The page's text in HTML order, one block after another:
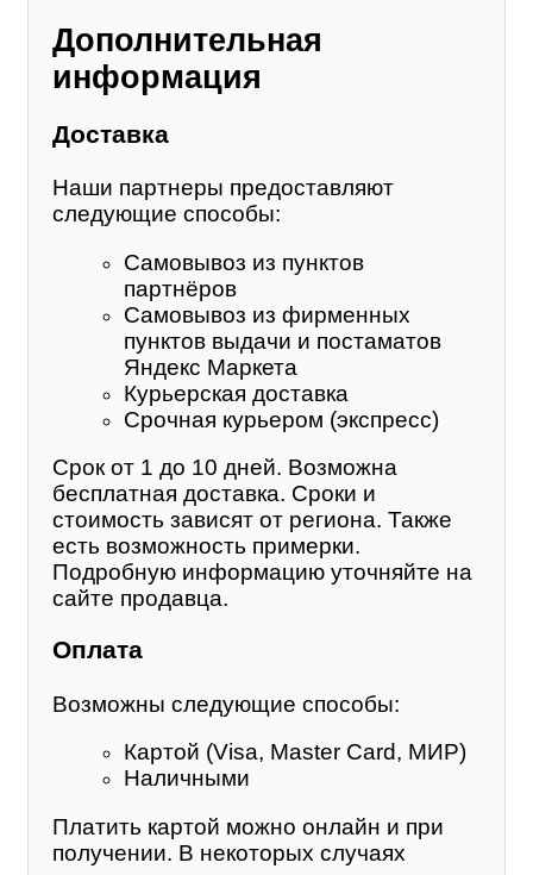
Дополнительная
информация
Доставка
Наши партнеры предоставляют
следующие способы:
Самовывоз из пунктов
партнёров
Самовывоз из фирменных
пунктов выдачи и постаматов
Яндекс Маркета
Курьерская доставка
Срочная курьером (экспресс)
Срок от 1 до 10 дней. Возможна
бесплатная доставка. Сроки и
стоимость зависят от региона. Также
есть возможность примерки.
Подробную информацию уточняйте на
сайте продавца.
Оплата
Возможны следующие способы:
Картой (Visa, Master Card, МИР)
Наличными
Платить картой можно онлайн и при
получении. В некоторых случаях